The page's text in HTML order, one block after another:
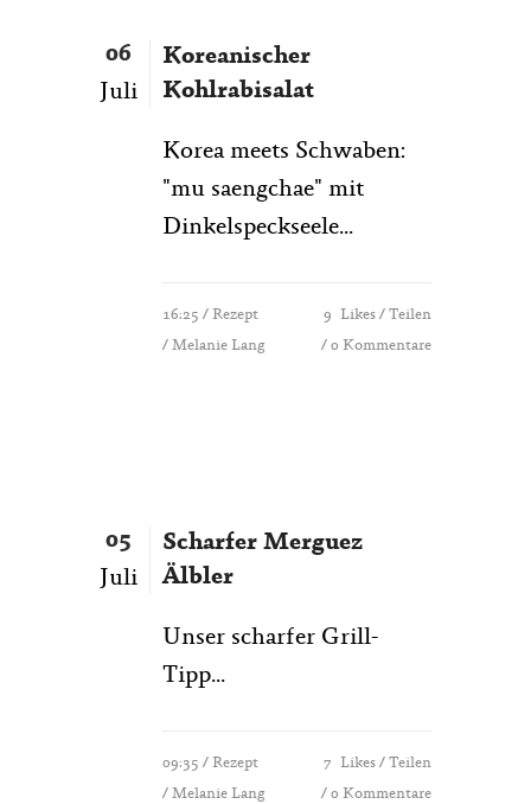
06
Juli
Koreanischer
Kohlrabisalat
Korea meets Schwaben:
"mu saengchae" mit
Dinkelspeckseele...
16:25 / Rezept
/ Melanie Lang
9 Likes
Teilen
0 Kommentare
05
Juli
Scharfer Merguez
Älbler
Unser scharfer Grill-
Tipp...
09:35 / Rezept
/ Melanie Lang
7 Likes
Teilen
0 Kommentare